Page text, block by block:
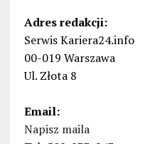
Adres redakcji:
Serwis Kariera24.info
00-019 Warszawa
Ul. Złota 8
Email:
Napisz maila